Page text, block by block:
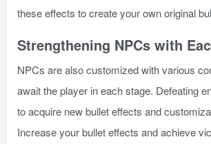
these effects to create your own original
Strengthening NPCs with
NPCs are also customized with various
await the player in each stage. Defeating
to acquire new bullet effects and
Increase your bullet effects and achieve